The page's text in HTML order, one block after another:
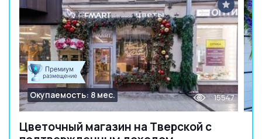
Цветочный магазин на Тверской с
Окупаемость: 8 мес. 15547